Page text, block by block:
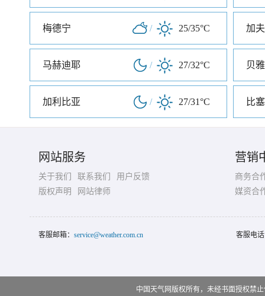
梅德宁 / 25/35°C 加
马赫迪耶 / 27/32°C 贝雅
加利比亚 / 27/31°C 比
网站服务
关于我们 联系我们
用户反馈
版权声明
网站律师
营销
商务合
媒资合
客服邮箱： service@weather.com.cn 客服电
中国天气网版权所有，未经书面授权